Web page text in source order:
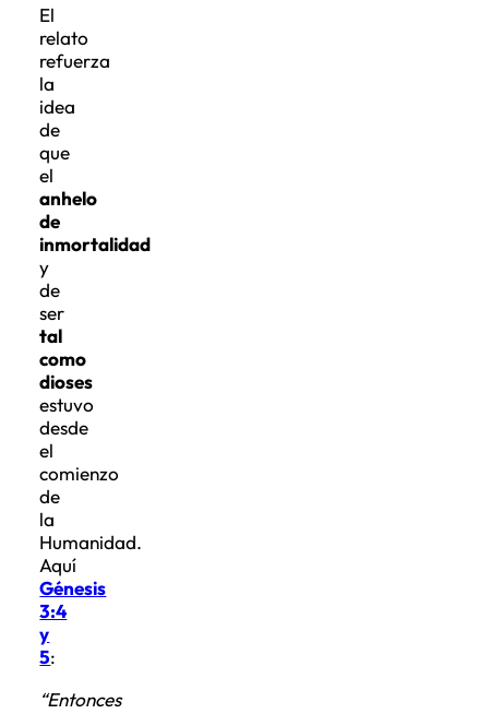
relato
refuerza
la
idea
de
que
el
anhelo
de
inmortalidad
y
de
ser
tal
como
dioses
estuvo
desde
el
comienzo
de
la
Humanidad.
Aquí
Génesis
3:4
y
5
la